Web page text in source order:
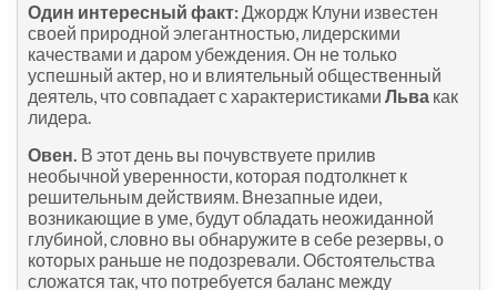
Один интересный факт:Джордж Клуни известен
своей природной элегантностью, лидерскими
качествами и даром убеждения. Он не только
успешный актер, но и влиятельный общественный
деятель, что совпадает с характеристиками Льва как
лидера.
Овен. В этот день вы почувствуете прилив
необычной уверенности, которая подтолкнет к
решительным действиям. Внезапные идеи,
возникающие в уме, будут обладать неожиданной
глубиной, словно вы обнаружите в себе резервы, о
которых раньше не подозревали. Обстоятельства
сложатся так, что потребуется баланс между